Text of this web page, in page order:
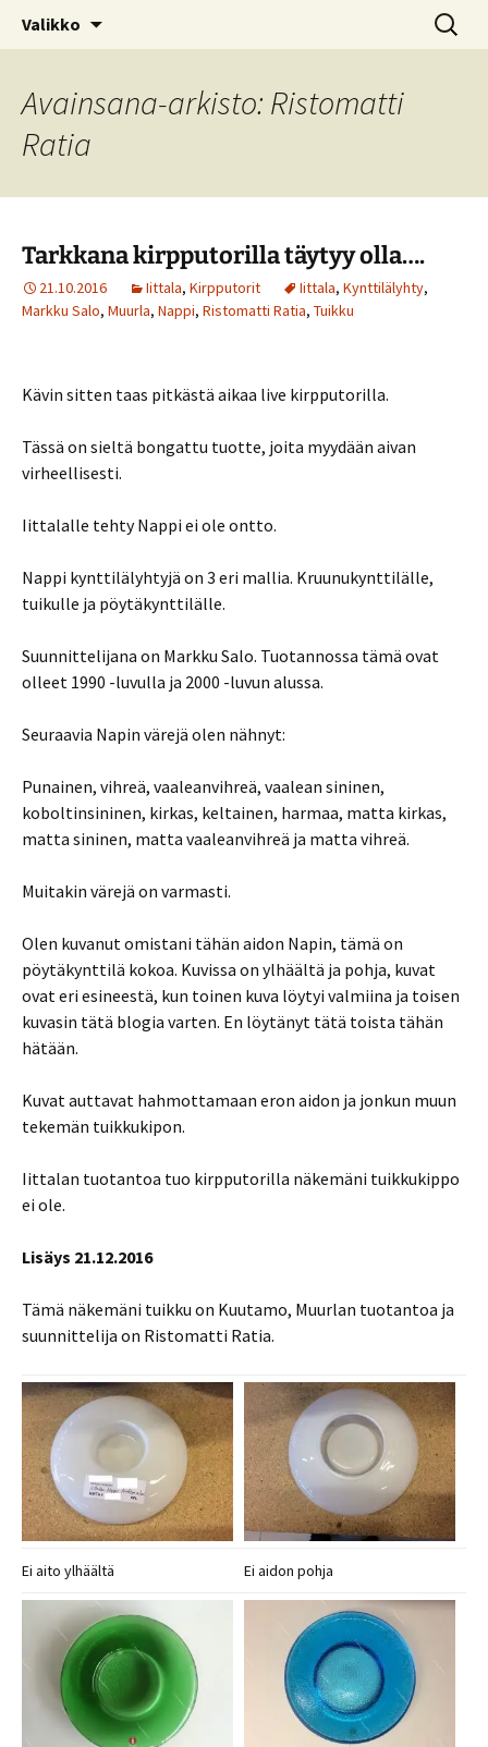
© Kruununjalokivet.com
Kotimaiseen lasiin keskittyvä blogi
Valikko Haku:
Avainsana-arkisto: Ristomatti
Ratia
Tarkkana kirpputorilla täytyy olla….
21.10.2016 Iittala, Kirpputorit Iittala, Kynttilälyhty,
Markku Salo, Muurla, Nappi, Ristomatti Ratia, Tuikku
Kävin sitten taas pitkästä aikaa live kirpputorilla.
Tässä on sieltä bongattu tuotte, joita myydään aivan
virheellisesti.
Iittalalle tehty Nappi ei ole ontto.
Nappi kynttilälyhtyjä on 3 eri mallia. Kruunukynttilälle,
tuikulle ja pöytäkynttilälle.
Suunnittelijana on Markku Salo. Tuotannossa tämä ovat
olleet 1990 -luvulla ja 2000 -luvun alussa.
Seuraavia Napin värejä olen nähnyt:
Punainen, vihreä, vaaleanvihreä, vaalean sininen,
koboltinsininen, kirkas, keltainen, harmaa, matta kirkas,
matta sininen, matta vaaleanvihreä ja matta vihreä.
Muitakin värejä on varmasti.
Olen kuvanut omistani tähän aidon Napin, tämä on
pöytäkynttilä kokoa. Kuvissa on ylhäältä ja pohja, kuvat
ovat eri esineestä, kun toinen kuva löytyi valmiina ja toisen
kuvasin tätä blogia varten. En löytänyt tätä toista tähän
hätään.
Kuvat auttavat hahmottamaan eron aidon ja jonkun muun
tekemän tuikkukipon.
Iittalan tuotantoa tuo kirpputorilla näkemäni tuikkukippo
ei ole.
Lisäys 21.12.2016
Tämä näkemäni tuikku on Kuutamo, Muurlan tuotantoa ja
suunnittelija on Ristomatti Ratia.
Ei aito ylhäältä Ei aidon pohja